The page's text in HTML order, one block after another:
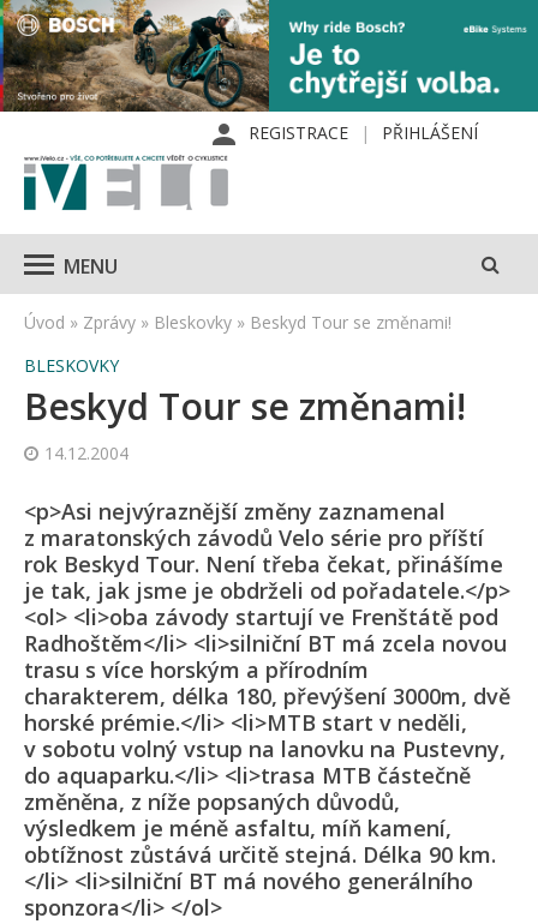
REGISTRACE PŘIHLÁŠENÍ
MENU
Úvod » Zprávy » Bleskovky » Beskyd Tour se změnami!
BLESKOVKY
Beskyd Tour se změnami!
14.12.2004
<p>Asi nejvýraznější změny zaznamenal
z maratonských závodů Velo série pro příští
rok Beskyd Tour. Není třeba čekat, přinášíme
je tak, jak jsme je obdrželi od pořadatele.</p>
<ol> <li>oba závody startují ve Frenštátě pod
Radhoštěm</li> <li>silniční BT má zcela novou
trasu s více horským a přírodním
charakterem, délka 180, převýšení 3000m, dvě
horské prémie.</li> <li>MTB start v neděli,
v sobotu volný vstup na lanovku na Pustevny,
do aquaparku.</li> <li>trasa MTB částečně
změněna, z níže popsaných důvodů,
výsledkem je méně asfaltu, míň kamení,
obtížnost zůstává určitě stejná. Délka 90 km.
</li> <li>silniční BT má nového generálního
sponzora</li> </ol>